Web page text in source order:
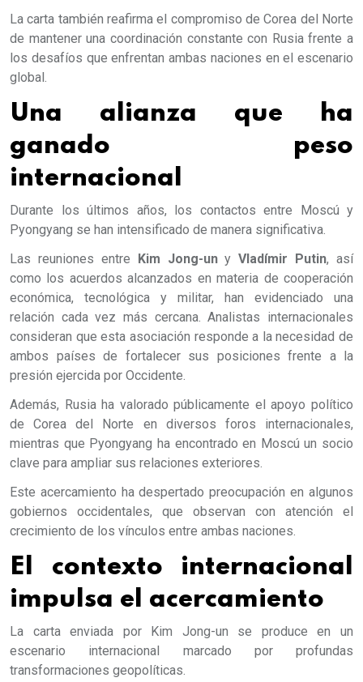
La carta también reafirma el compromiso de Corea del Norte
de mantener una coordinación constante con Rusia frente a
los desafíos que enfrentan ambas naciones en el escenario
global.
Una alianza que ha
ganado peso
internacional
Durante los últimos años, los contactos entre Moscú y
Pyongyang se han intensificado de manera significativa.
Las reuniones entre
Kim Jong-unyVladímir Putin, así
como los acuerdos alcanzados en materia de cooperación
económica, tecnológica y militar, han evidenciado una
relación cada vez más cercana. Analistas internacionales
consideran que esta asociación responde a la necesidad de
ambos países de fortalecer sus posiciones frente a la
presión ejercida por Occidente.
Además, Rusia ha valorado públicamente el apoyo político
de Corea del Norte en diversos foros internacionales,
mientras que Pyongyang ha encontrado en Moscú un socio
clave para ampliar sus relaciones exteriores.
Este acercamiento ha despertado preocupación en algunos
gobiernos occidentales, que observan con atención el
crecimiento de los vínculos entre ambas naciones.
El contexto internacional
impulsa el acercamiento
La carta enviada por Kim Jong-un se produce en un
escenario internacional marcado por profundas
transformaciones geopolíticas.